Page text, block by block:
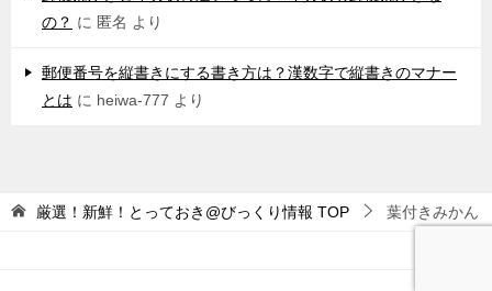
の？ に 匿名 より
郵便番号を縦書きにする書き方は？漢数字で縦書きのマナー
とは に heiwa-777 より
厳選！新鮮！とっておき@びっくり情報 TOP 葉付きみかん